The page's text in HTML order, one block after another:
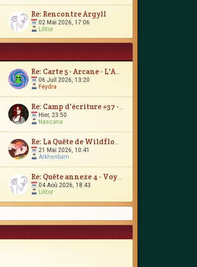
Re: Rencontre Argyll
02 Mai 2026, 17:06
Lilitor
Re: Carte 5 - Arcane - L'Amour Immortel
06 Juil 2026, 13:20
Feydra
Re: Camp d'écriture #37 - Le Trésor d'Encrépine
Hier, 23:50
Nascana
Re: La Quête de Wildflower et JunimarionH
21 Mai 2026, 10:41
Arkhenbarn
Re: Quête annexe 4 - Voyages et contrées lointaines
04 Aoû 2026, 18:43
Lilitor